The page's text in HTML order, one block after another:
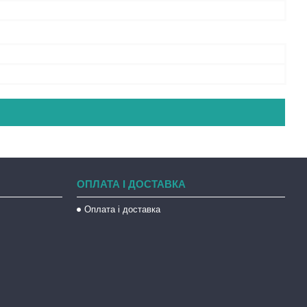
ОПЛАТА І ДОСТАВКА
Оплата і доставка